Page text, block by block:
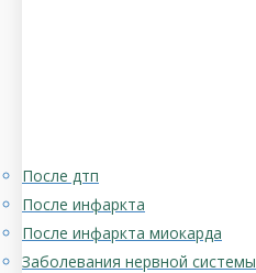
После дтп
После инфаркта
После инфаркта миокарда
Заболевания нервной системы